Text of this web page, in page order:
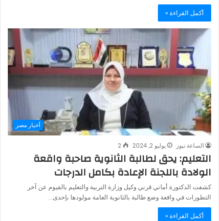
أكمل القراءة »
أخبار مصر
الساعة نيوز يوليو 2, 2024 2
التعليم: يحق لطالبة الثانوية صاحبة واقعة
الولادة باللجنة الإعادة بكامل الدرجات
كشفت الدكتورة أماني قرني وكيل وزارة التربية والتعليم بالفيوم عن آخر
التطورات في واقعة وضع طالبة بالثانوية العامة مولودها بإحدى…
أكمل القراءة »